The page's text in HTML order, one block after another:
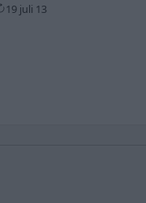
19 juli 13